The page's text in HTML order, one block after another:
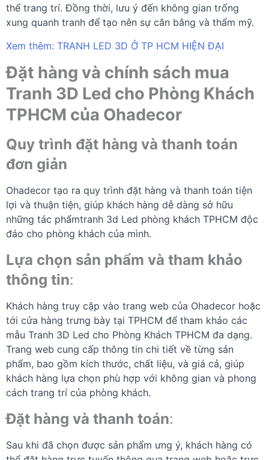
thể trang trí. Đồng thời, lưu ý đến không gian trống
xung quanh tranh để tạo nên sự cân bằng và thẩm mỹ.
Xem thêm: TRANH LED 3D Ở TP HCM HIỆN ĐẠI
Đặt hàng và chính sách mua
Tranh 3D Led cho Phòng Khách
TPHCM của Ohadecor
Quy trình đặt hàng và thanh toán
đơn giản
Ohadecor tạo ra quy trình đặt hàng và thanh toán tiện
lợi và thuận tiện, giúp khách hàng dễ dàng sở hữu
những tác phẩmtranh 3d Led phòng khách TPHCM độc
đáo cho phòng khách của mình.
Lựa chọn sản phẩm và tham khảo
thông tin:
Khách hàng truy cập vào trang web của Ohadecor hoặc
tới cửa hàng trưng bày tại TPHCM để tham khảo các
mẫu Tranh 3D Led cho Phòng Khách TPHCM đa dạng.
Trang web cung cấp thông tin chi tiết về từng sản
phẩm, bao gồm kích thước, chất liệu, và giá cả, giúp
khách hàng lựa chọn phù hợp với không gian và phong
cách trang trí của phòng khách.
Đặt hàng và thanh toán:
Sau khi đã chọn được sản phẩm ưng ý, khách hàng có